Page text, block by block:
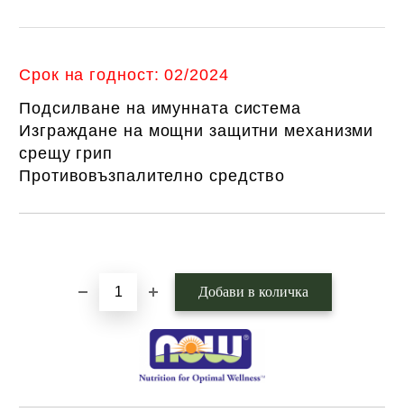
Срок на годност: 02/2024
Подсилване на имунната система
Изграждане на мощни защитни механизми
срещу грип
Противовъзпалително средство